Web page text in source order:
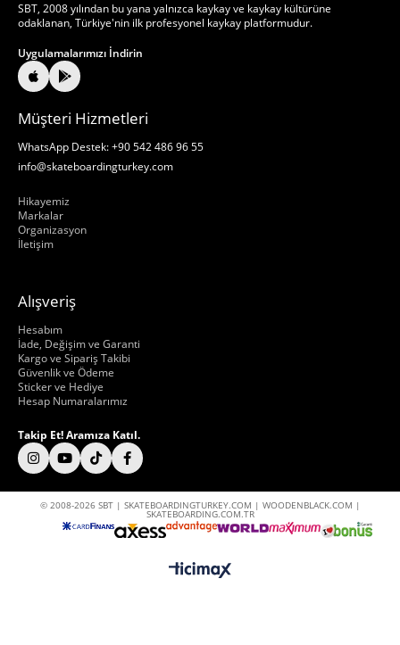
SBT, 2008 yılından bu yana yalnızca kaykay ve kaykay kültürüne
odaklanan, Türkiye'nin ilk profesyonel kaykay platformudur.
Uygulamalarımızı İndirin
Müşteri Hizmetleri
WhatsApp Destek: +90 542 486 96 55
info@skateboardingturkey.com
Hikayemiz
Markalar
Organizasyon
İletişim
Alışveriş
Hakkımızda
Hesabım
İade, Değişim ve Garanti
Kargo ve Sipariş Takibi
Güvenlik ve Ödeme
Sticker ve Hediye
Hesap Numaralarımız
Takip Et! Aramıza Katıl.
© 2008-2026 SBT | SKATEBOARDINGTURKEY.COM | WOODENBLACK.COM |
SKATEBOARDING.COM.TR